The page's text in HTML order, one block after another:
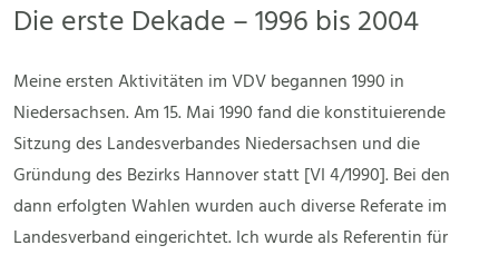
Die erste Dekade – 1996 bis 2004
Meine ersten Aktivitäten im VDV begannen 1990 in
Niedersachsen. Am 15. Mai 1990 fand die konstituierende
Sitzung des Landesverbandes Niedersachsen und die
Gründung des Bezirks Hannover statt [VI 4/1990]. Bei den
dann erfolgten Wahlen wurden auch diverse Referate im
Landesverband eingerichtet. Ich wurde als Referentin für